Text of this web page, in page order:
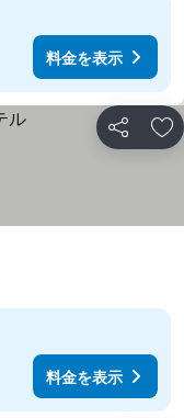
料金を表示
シェア お
料金を表示